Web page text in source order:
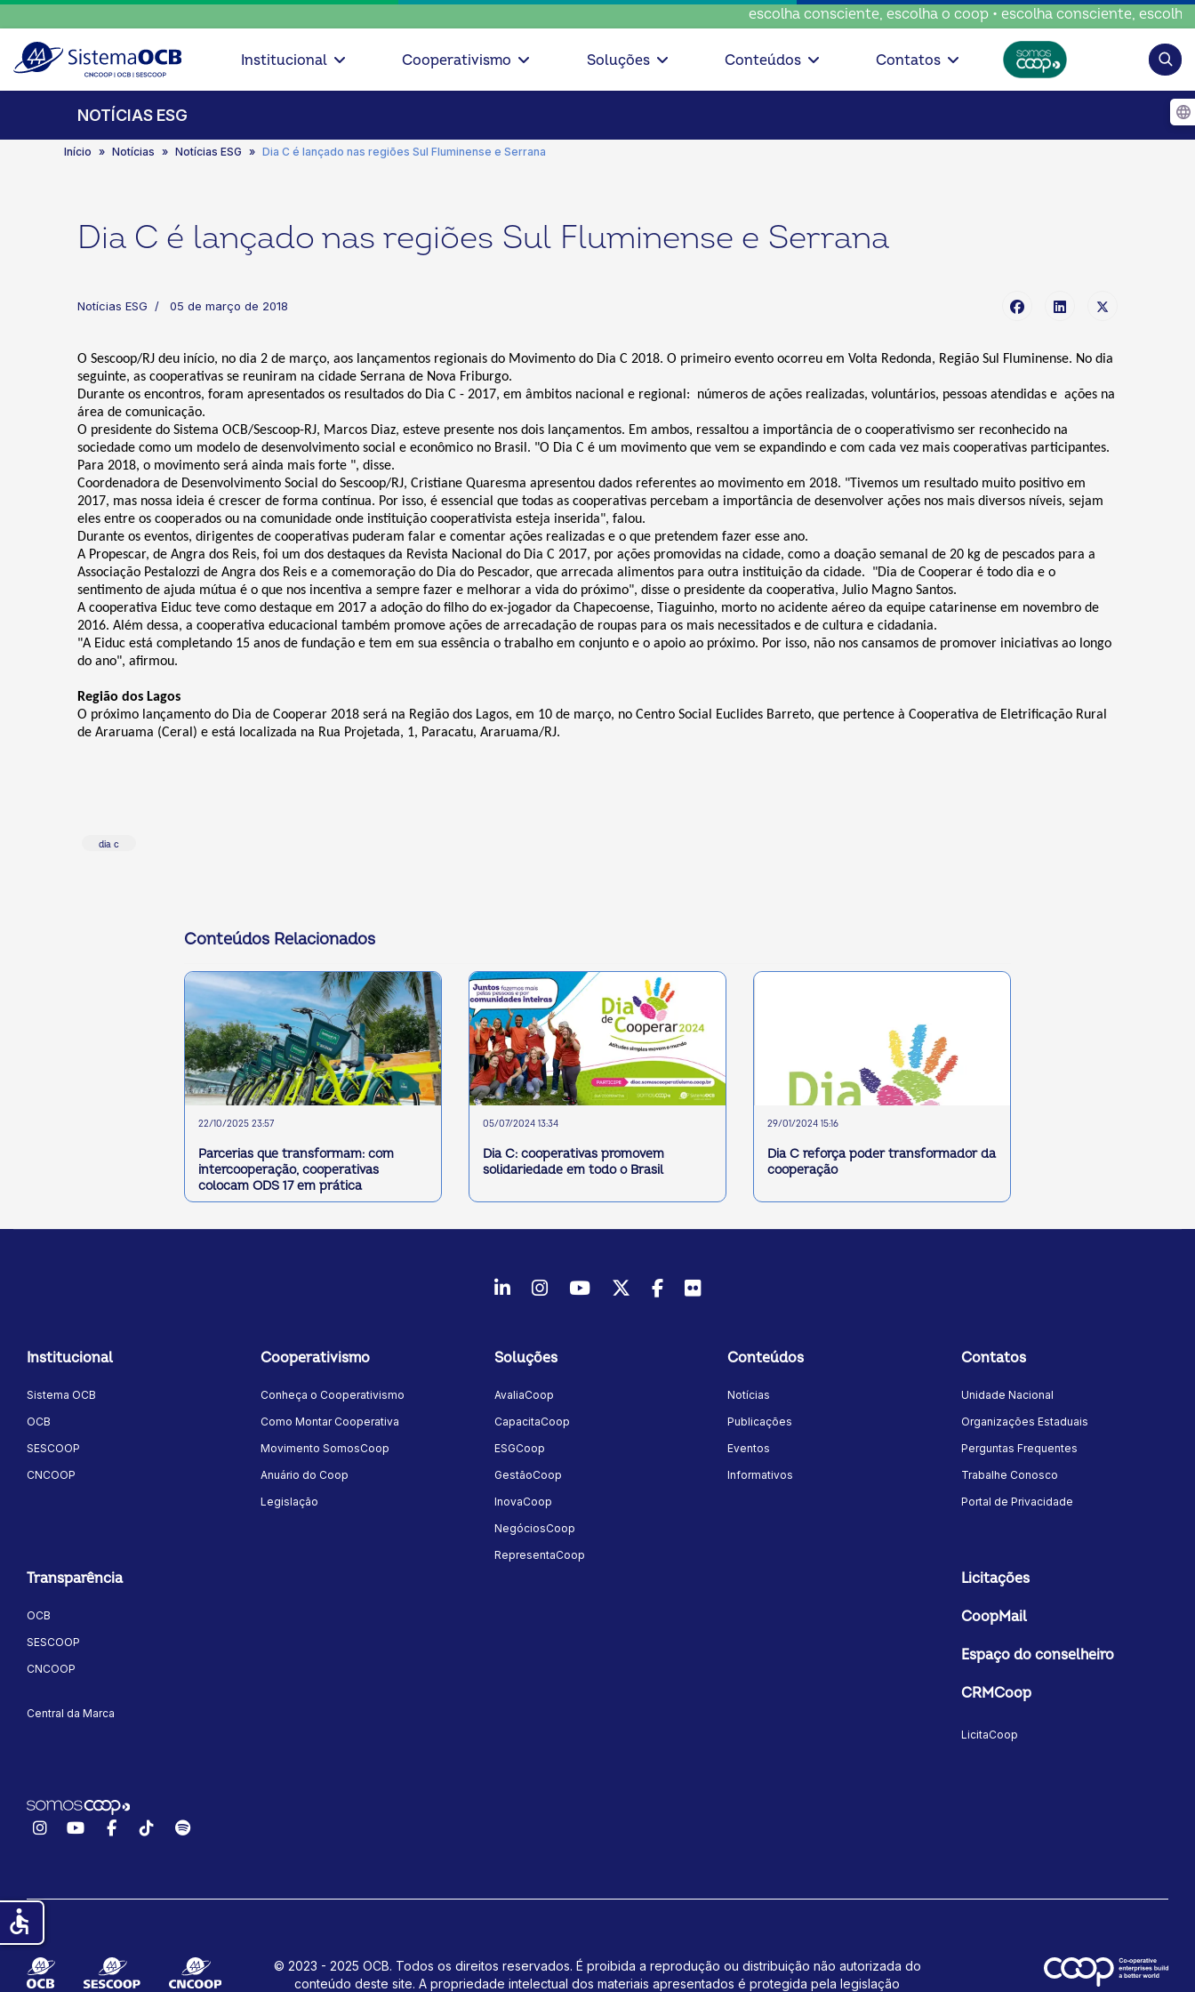
escolha consciente, escolha o coop • escolha consciente, escolha o
Institucional Cooperativismo Soluções Conteúdos Contatos
NOTÍCIAS ESG
Início Notícias Notícias ESG Dia C é lançado nas regiões Sul Fluminense e Serrana
Dia C é lançado nas regiões Sul Fluminense e Serrana
Notícias ESG 05 de março de 2018
O Sescoop/RJ deu início, no dia 2 de março, aos lançamentos regionais do Movimento do Dia C 2018. O primeiro evento ocorreu em Volta Redonda, Região Sul Fluminense. No dia
seguinte, as cooperativas se reuniram na cidade Serrana de Nova Friburgo.
Durante os encontros, foram apresentados os resultados do Dia C - 2017, em âmbitos nacional e regional: números de ações realizadas, voluntários, pessoas atendidas e ações na
área de comunicação.
O presidente do Sistema OCB/Sescoop-RJ, Marcos Diaz, esteve presente nos dois lançamentos. Em ambos, ressaltou a importância de o cooperativismo ser reconhecido na
sociedade como um modelo de desenvolvimento social e econômico no Brasil. "O Dia C é um movimento que vem se expandindo e com cada vez mais cooperativas participantes.
Para 2018, o movimento será ainda mais forte ", disse.
Coordenadora de Desenvolvimento Social do Sescoop/RJ, Cristiane Quaresma apresentou dados referentes ao movimento em 2018. "Tivemos um resultado muito positivo em
2017, mas nossa ideia é crescer de forma contínua. Por isso, é essencial que todas as cooperativas percebam a importância de desenvolver ações nos mais diversos níveis, sejam
eles entre os cooperados ou na comunidade onde instituição cooperativista esteja inserida", falou.
Durante os eventos, dirigentes de cooperativas puderam falar e comentar ações realizadas e o que pretendem fazer esse ano.
A Propescar, de Angra dos Reis, foi um dos destaques da Revista Nacional do Dia C 2017, por ações promovidas na cidade, como a doação semanal de 20 kg de pescados para a
Associação Pestalozzi de Angra dos Reis e a comemoração do Dia do Pescador, que arrecada alimentos para outra instituição da cidade. "Dia de Cooperar é todo dia e o
sentimento de ajuda mútua é o que nos incentiva a sempre fazer e melhorar a vida do próximo", disse o presidente da cooperativa, Julio Magno Santos.
A cooperativa Eiduc teve como destaque em 2017 a adoção do filho do ex-jogador da Chapecoense, Tiaguinho, morto no acidente aéreo da equipe catarinense em novembro de
2016. Além dessa, a cooperativa educacional também promove ações de arrecadação de roupas para os mais necessitados e de cultura e cidadania.
"A Eiduc está completando 15 anos de fundação e tem em sua essência o trabalho em conjunto e o apoio ao próximo. Por isso, não nos cansamos de promover iniciativas ao longo
do ano", afirmou.
Região dos Lagos
O próximo lançamento do Dia de Cooperar 2018 será na Região dos Lagos, em 10 de março, no Centro Social Euclides Barreto, que pertence à Cooperativa de Eletrificação Rural
de Araruama (Ceral) e está localizada na Rua Projetada, 1, Paracatu, Araruama/RJ.
dia c
Conteúdos Relacionados
22/10/2025 23:57
Parcerias que transformam: com
intercooperação, cooperativas
colocam ODS 17 em prática
05/07/2024 13:34
Dia C: cooperativas promovem
solidariedade em todo o Brasil
29/01/2024 15:16
Dia C reforça poder transformador da
cooperação
LinkedInInstagram
YoutubeTwitter/X
Facebook
Flickr
Institucional
Sistema OCB
OCB
SESCOOP
CNCOOP
Cooperativismo
Conheça o Cooperativismo
Como Montar Cooperativa
Movimento SomosCoop
Anuário do Coop
Legislação
Soluções
AvaliaCoop
CapacitaCoop
ESGCoop
GestãoCoop
InovaCoop
NegóciosCoop
RepresentaCoop
Conteúdos
Notícias
Publicações
Eventos
Informativos
Contatos
Unidade Nacional
Organizações Estaduais
Perguntas Frequentes
Trabalhe Conosco
Portal de Privacidade
Transparência
OCB
SESCOOP
CNCOOP
Central da Marca
Licitações
CoopMail
Espaço do conselheiro
CRMCoop
LicitaCoop
InstagramYouTubeFacebook
TikTokSpotify
© 2023 - 2025 OCB. Todos os direitos reservados. É proibida a reprodução ou distribuição não autorizada do
conteúdo deste site.A propriedade intelectual dos materiais apresentados é protegida pela legislação
accessible